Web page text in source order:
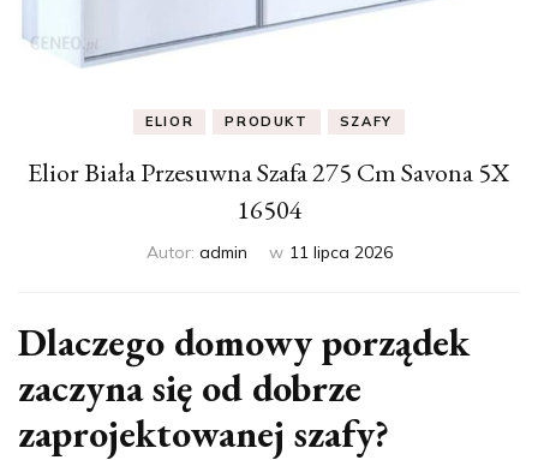
ELIOR PRODUKT SZAFY
Elior Biała Przesuwna Szafa 275 Cm Savona 5X
16504
Autor: admin w 11 lipca 2026
Dlaczego domowy porządek
zaczyna się od dobrze
zaprojektowanej szafy?